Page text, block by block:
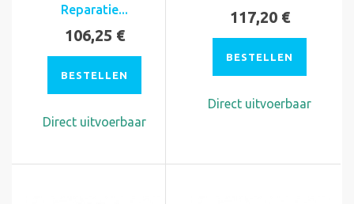
Reparatie...
106,25 €
BESTELLEN
Direct uitvoerbaar
117,20 €
BESTELLEN
Direct uitvoerbaar